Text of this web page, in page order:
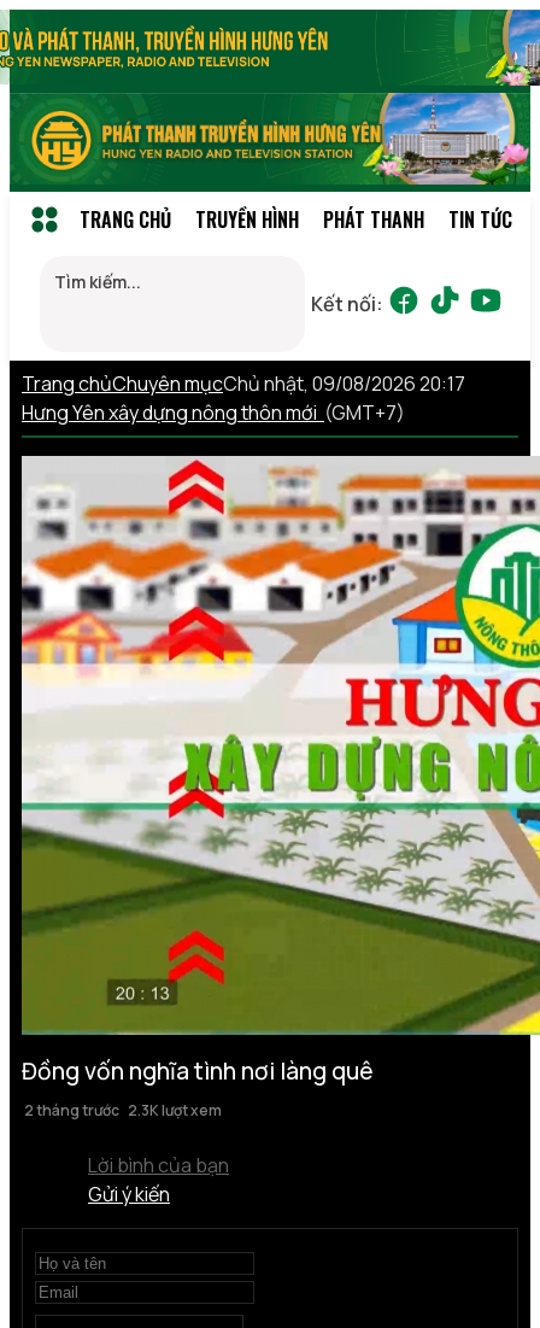
TRANG CHỦ TRUYỀN HÌNH PHÁT THANH TIN TỨC
Kết nối:
Trang chủChuyên mục
Hưng Yên xây dựng nông thôn mới
Chủ nhật, 09/08/2026 20:17
(GMT+7)
Đồng vốn nghĩa tình nơi làng quê
2 tháng trước 2.3K lượt xem
Lời bình của bạn
Gửi ý kiến